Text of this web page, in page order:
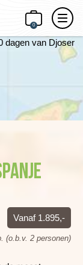
0
Vanaf 1.895,-
(o.b.v. 2 personen)